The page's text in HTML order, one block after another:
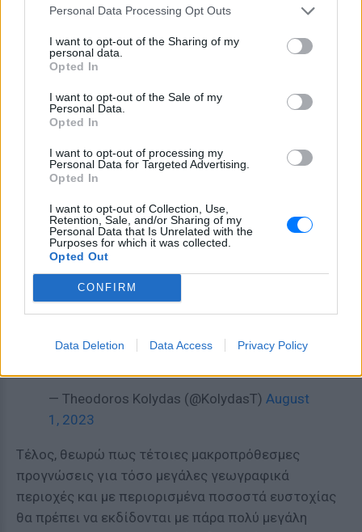
Personal Data Processing Opt Outs
I want to opt-out of the Sharing of my
personal data.
Opted In
I want to opt-out of the Sale of my
Personal Data.
Opted In
I want to opt-out of processing my
Personal Data for Targeted Advertising.
Opted In
I want to opt-out of Collection, Use,
Retention, Sale, and/or Sharing of my
Personal Data that Is Unrelated with the
Purposes for which it was collected.
Opted Out
CONFIRM
Data Deletion Data Access Privacy Policy
Το ποσοστό ευστοχίας μιας 15θήμερης και βάλε
πρόγνωσης για μια τόσο ευρεία γεωγραφικά
περιοχή όπως τη Μεσόγειο αλλά και ολόκληρη την
Ευρώπη βρίσκεται πολύ κάτω του 50% καθώς δεν
λαμβάνονται τοπικά χαρακτηριστικά και αλλαγές
στη διάταξη των βαρομετρικών συστημάτων που
αμέσως επόμενες ημέρες!
αποκλίσεις των θερμοκρασιών. Δεν
υπάρχει καν ισχυρό σήμα για #καύσωνα
στα νότια της Ευρώπης . Απλά η Samantha
Burgess δήλωσε στο
δεν μπορεί να αποκλειστεί.Οχι όμως ότι
χάρτες@News247gr
— Theodoros Kolydas (@KolydasT) August
1, 2023
Τέλος, θεωρώ πως τέτοιες μακροπρόθεσμες
προγνώσεις για τόσο μεγάλες γεωγραφικά
περιοχές και με περιορισμένα ποσοστά ευστοχίας
θα πρέπει να εκδίδονται με πάρα πολύ μεγάλη